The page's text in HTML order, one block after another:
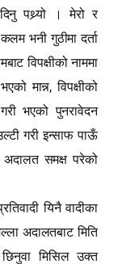
पथ्र्यो
। मेरो र
भनी गुठीमा दर्ता
विपक्षीको नाममा
मान्न,विपक्षीको
भएको पुनरावेदन
गरी इन्साफ पाऊँ
अदालत समक्ष परेको
यिनै वादीका
अदालतबाट मिति
मिसिल उक्त